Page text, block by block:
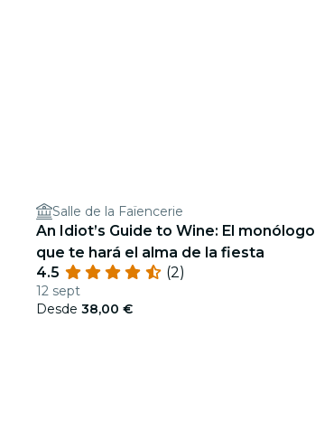
Salle de la Faïencerie
An Idiot’s Guide to Wine: El monólogo
que te hará el alma de la fiesta
4.5
(2)
12 sept
Desde 38,00 €